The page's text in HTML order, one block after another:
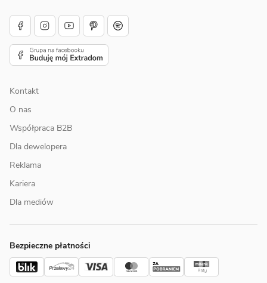
Kontakt
O nas
Współpraca B2B
Dla dewelopera
Reklama
Kariera
Dla mediów
Bezpieczne płatności